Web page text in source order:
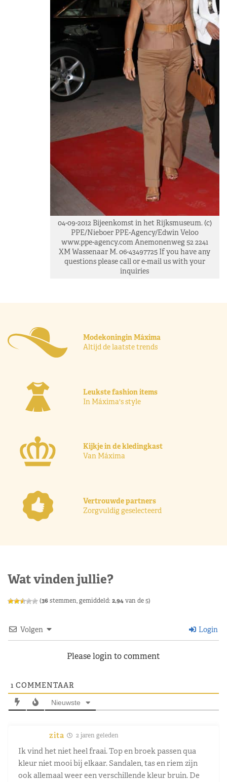
04-09-2012 Bijeenkomst in het Rijksmuseum. (c)
PPE/Nieboer PPE-Agency/Edwin Veloo
www.ppe-agency.com Anemonenweg 52 2241
XM Wassenaar M. 06-43497725 If you have any
questions please call or e-mail us with your
inquiries
Modekoningin Máxima
Altijd de laatste trends
Leukste fashion items
In Máxima's style
Kijkje in de kledingkast
Van Máxima
Vertrouwde partners
Zorgvuldig geselecteerd
Wat vinden jullie?
(36stemmen, gemiddeld: 2,94van de 5)
Volgen Login
Please login to comment
1 COMMENTAAR
Nieuwste
zita 2 jaren geleden
Ik vind het niet heel fraai. Top en broek passen qua
kleur niet mooi bij elkaar. Sandalen, tas en riem zijn
ook allemaal weer een verschillende kleur bruin. De